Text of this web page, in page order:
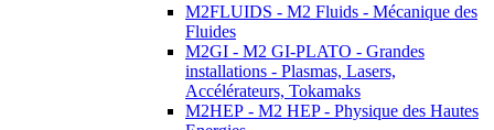
M2FLUIDS - M2 Fluids - Mécanique des
Fluides
M2GI - M2 GI-PLATO - Grandes
installations - Plasmas, Lasers,
Accélérateurs, Tokamaks
M2HEP - M2 HEP - Physique des Hautes